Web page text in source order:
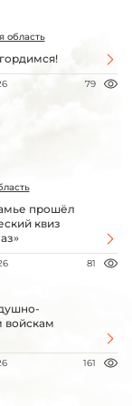
область
79
прошёл
квиз
81
войскам
161